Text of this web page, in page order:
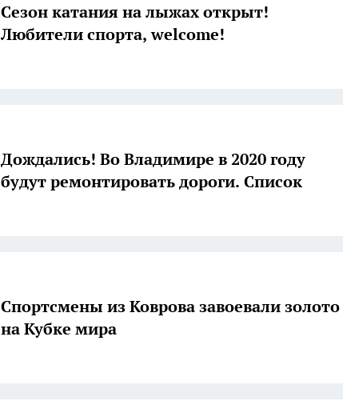
Сезон катания на лыжах открыт!
Любители спорта, welcome!
Дождались! Во Владимире в 2020 году
будут ремонтировать дороги. Список
Спортсмены из Коврова завоевали золото
на Кубке мира